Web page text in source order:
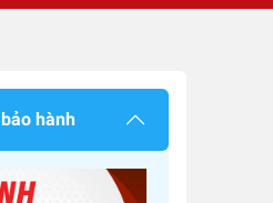
hành